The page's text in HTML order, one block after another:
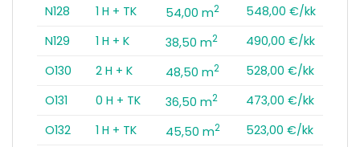
N128
1 H + TK 54,00 m2
548,00 €/kk
N129
1 H + K 38,50 m2
490,00 €/kk
O130
2 H + K 48,50 m2
528,00 €/kk
O131
0 H + TK 36,50 m2
473,00 €/kk
O132
1 H + TK 45,50 m2
523,00 €/kk